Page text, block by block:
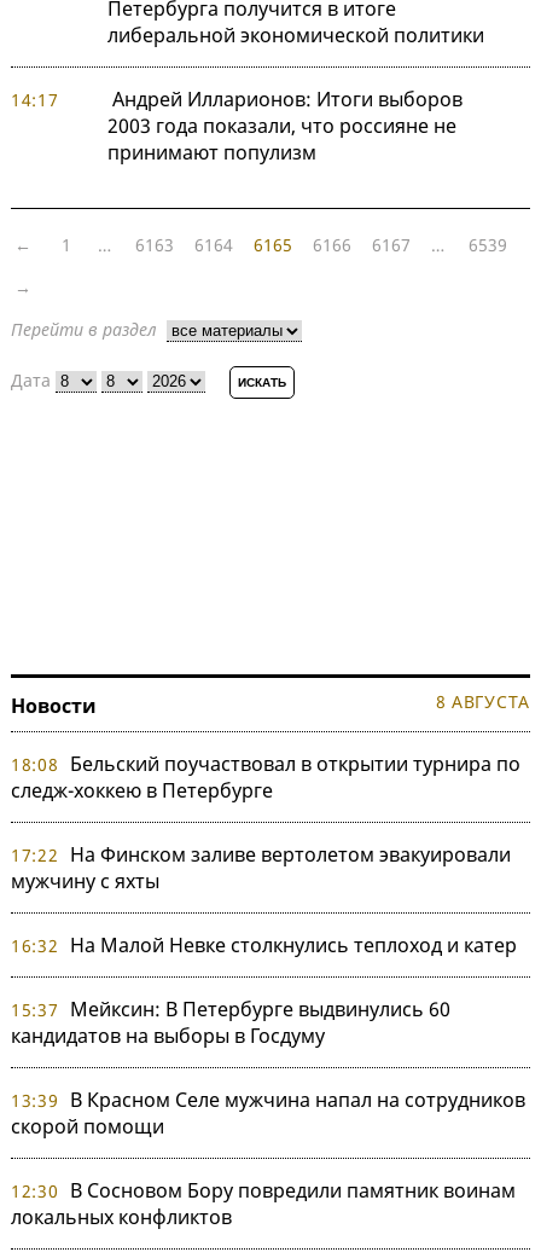
Петербурга получится в итоге
либеральной экономической политики
14:17
Андрей Илларионов: Итоги выборов
2003 года показали, что россияне не
принимают популизм
← 1 … 6163 6164 6165 6166 6167 …
6539
→
Перейти в раздел
Дата
Новости 8 АВГУСТА
18:08
Бельский поучаствовал в открытии турнира по
следж-хоккею в Петербурге
17:22
На Финском заливе вертолетом эвакуировали
мужчину с яхты
16:32 На Малой Невке столкнулись теплоход и катер
15:37
Мейксин: В Петербурге выдвинулись 60
кандидатов на выборы в Госдуму
13:39
В Красном Селе мужчина напал на сотрудников
скорой помощи
12:30
В Сосновом Бору повредили памятник воинам
локальных конфликтов